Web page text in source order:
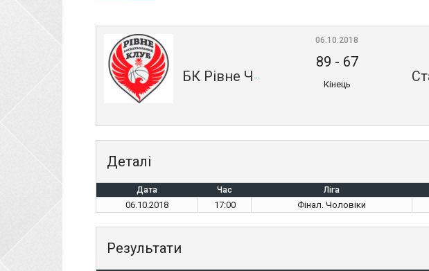
БК Рівне Чоловіки
06.10.2018
89 - 67
Кінець
Деталі
Дата Час Ліга
06.10.2018 17:00 Фінал. Чоловіки
Результати